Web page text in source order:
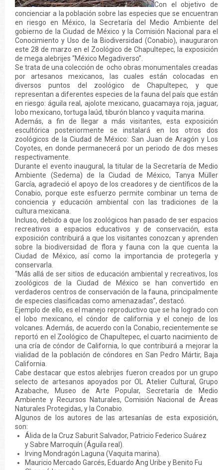
Con el objetivo de
concienciar a la población sobre las especies que se encuentran
en riesgo en México, la Secretaría del Medio Ambiente del
gobierno de la Ciudad de México y la Comisión Nacional para el
Conocimiento y Uso de la Biodiversidad (Conabio), inauguraron
este 28 de marzo en el Zoológico de Chapultepec, la exposición
de mega alebrijes “México Megadiverso”.
Se trata de una colección de ocho obras monumentales creadas
por artesanos mexicanos, las cuales están colocadas en
diversos puntos del zoológico de Chapultepec, y que
representan a diferentes especies de la fauna del país que están
en riesgo: águila real, ajolote mexicano, guacamaya roja, jaguar,
lobo mexicano, tortuga laúd, tiburón blanco y vaquita marina.
Además, a fin de llegar a más visitantes, esta exposición
escultórica posteriormente se instalará en los otros dos
zoológicos de la Ciudad de México: San Juan de Aragón y Los
Coyotes, en donde permanecerá por un periodo de dos meses
respectivamente.
Durante el evento inaugural, la titular de la Secretaría de Medio
Ambiente (Sedema) de la Ciudad de México, Tanya Müller
García, agradeció el apoyo de los creadores y de científicos de la
Conabio, porque este esfuerzo permite combinar un tema de
conciencia y educación ambiental con las tradiciones de la
cultura mexicana.
Incluso, debido a que los zoológicos han pasado de ser espacios
recreativos a espacios educativos y de conservación, esta
exposición contribuirá a que los visitantes conozcan y aprenden
sobre la biodiversidad de flora y fauna con la que cuenta la
Ciudad de México, así como la importancia de protegerla y
conservarla.
“Más allá de ser sitios de educación ambiental y recreativos, los
zoológicos de la Ciudad de México se han convertido en
verdaderos centros de conservación de la fauna, principalmente
de especies clasificadas como amenazadas”, destacó.
Ejemplo de ello, es el manejo reproductivo que se ha logrado con
el lobo mexicano, el cóndor de california y el conejo de los
volcanes. Además, de acuerdo con la Conabio, recientemente se
reportó en el Zoológico de Chapultepec, el cuarto nacimiento de
una cría de cóndor de California, lo que contribuirá a mejorar la
vialidad de la población de cóndores en San Pedro Mártir, Baja
California.
Cabe destacar que estos alebrijes fueron creados por un grupo
selecto de artesanos apoyados por OL Atelier Cultural, Grupo
Azabache, Museo de Arte Popular, Secretaría de Medio
Ambiente y Recursos Naturales, Comisión Nacional de Áreas
Naturales Protegidas, y la Conabio.
Algunos de los autores de las artesanías de esta exposición,
son:
Álida de la Cruz Saburit Salvador, Patricio Federico Suárez
y Sabre Marroquín (Águila real).
Irving Mondragón Laguna (Vaquita marina).
Mauricio Mercado Garcés, Eduardo Ang Uribe y Benito Fu